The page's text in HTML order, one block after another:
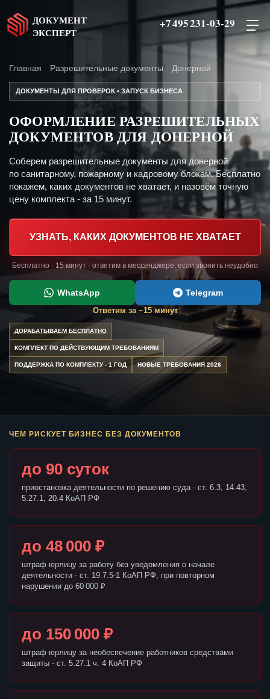
ДОКУМЕНТ
ЭКСПЕРТ
+7 495 231-03-29
Главная Разрешительные документы Донерной
ДОКУМЕНТЫ ДЛЯ ПРОВЕРОК • ЗАПУСК БИЗНЕСА
ОФОРМЛЕНИЕ РАЗРЕШИТЕЛЬНЫХ
ДОКУМЕНТОВ ДЛЯ ДОНЕРНОЙ
Соберем разрешительные документы для донерной
по санитарному, пожарному и кадровому блокам. Бесплатно
покажем, каких документов не хватает, и назовём точную
цену комплекта - за 15 минут.
УЗНАТЬ, КАКИХ ДОКУМЕНТОВ НЕ ХВАТАЕТ
Бесплатно · 15 минут · ответим в мессенджере, если звонить неудобно
WhatsApp Telegram
Ответим за ~15 минут
ДОРАБАТЫВАЕМ БЕСПЛАТНО
КОМПЛЕКТ ПО ДЕЙСТВУЮЩИМ ТРЕБОВАНИЯМ
ПОДДЕРЖКА ПО КОМПЛЕКТУ - 1 ГОД НОВЫЕ ТРЕБОВАНИЯ 2026
ЧЕМ РИСКУЕТ БИЗНЕС БЕЗ ДОКУМЕНТОВ
до 90 суток
приостановка деятельности по решению суда - ст. 6.3, 14.43,
5.27.1, 20.4 КоАП РФ
до 48 000 ₽
штраф юрлицу за работу без уведомления о начале
деятельности - ст. 19.7.5-1 КоАП РФ, при повторном
нарушении до 60 000 ₽
до 150 000 ₽
штраф юрлицу за необеспечение работников средствами
защиты - ст. 5.27.1 ч. 4 КоАП РФ